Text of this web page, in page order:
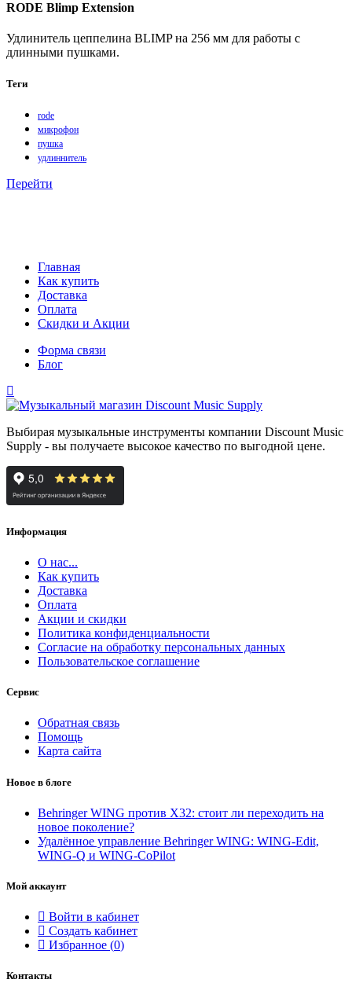
RODE Blimp Extension
Удлинитель цеппелина BLIMP на 256 мм для работы с
длинными пушками.
Теги
rode
микрофон
пушка
удлиннитель
Перейти
Главная
Как купить
Доставка
Оплата
Скидки и Акции
Форма связи
Блог
Выбирая музыкальные инструменты компании Discount Music
Supply - вы получаете высокое качество по выгодной цене.
Информация
О нас...
Как купить
Доставка
Оплата
Акции и скидки
Политика конфиденциальности
Согласие на обработку персональных данных
Пользовательское соглашение
Сервис
Обратная связь
Помощь
Карта сайта
Новое в блоге
Behringer WING против X32: стоит ли переходить на
новое поколение?
Удалённое управление Behringer WING: WING-Edit,
WING-Q и WING-CoPilot
Мой аккаунт
Войти в кабинет
Создать кабинет
Избранное (0)
Контакты